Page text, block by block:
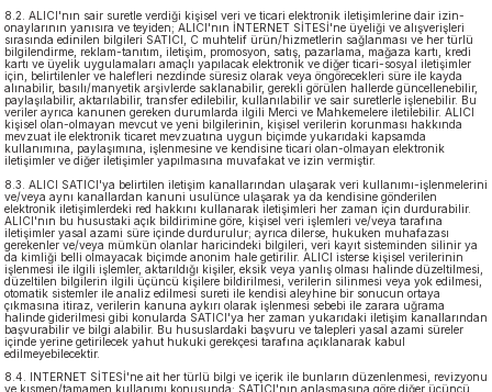
8.2. ALICI'nın sair suretle verdiği kişisel veri ve ticari elektronik iletişimlerine dair izin-
onaylarının yanısıra ve teyiden; ALICI'nın İNTERNET SİTESİ'ne üyeliği ve alışverişleri
sırasında edinilen bilgileri SATICI, C muhtelif ürün/hizmetlerin sağlanması ve her türlü
bilgilendirme, reklam-tanıtım, iletişim, promosyon, satış, pazarlama, mağaza kartı, kredi
kartı ve üyelik uygulamaları amaçlı yapılacak elektronik ve diğer ticari-sosyal iletişimler
için, belirtilenler ve halefleri nezdinde süresiz olarak veya öngörecekleri süre ile kayda
alınabilir, basılı/manyetik arşivlerde saklanabilir, gerekli görülen hallerde güncellenebilir,
paylaşılabilir, aktarılabilir, transfer edilebilir, kullanılabilir ve sair suretlerle işlenebilir. Bu
veriler ayrıca kanunen gereken durumlarda ilgili Merci ve Mahkemelere iletilebilir. ALICI
kişisel olan-olmayan mevcut ve yeni bilgilerinin, kişisel verilerin korunması hakkında
mevzuat ile elektronik ticaret mevzuatına uygun biçimde yukarıdaki kapsamda
kullanımına, paylaşımına, işlenmesine ve kendisine ticari olan-olmayan elektronik
iletişimler ve diğer iletişimler yapılmasına muvafakat ve izin vermiştir.
8.3. ALICI SATICI'ya belirtilen iletişim kanallarından ulaşarak veri kullanımı-işlenmelerini
ve/veya aynı kanallardan kanuni usulünce ulaşarak ya da kendisine gönderilen
elektronik iletişimlerdeki red hakkını kullanarak iletişimleri her zaman için durdurabilir.
ALICI'nın bu husustaki açık bildirimine göre, kişisel veri işlemleri ve/veya tarafına
iletişimler yasal azami süre içinde durdurulur; ayrıca dilerse, hukuken muhafazası
gerekenler ve/veya mümkün olanlar haricindeki bilgileri, veri kayıt sisteminden silinir ya
da kimliği belli olmayacak biçimde anonim hale getirilir. ALICI isterse kişisel verilerinin
işlenmesi ile ilgili işlemler, aktarıldığı kişiler, eksik veya yanlış olması halinde düzeltilmesi,
düzeltilen bilgilerin ilgili üçüncü kişilere bildirilmesi, verilerin silinmesi veya yok edilmesi,
otomatik sistemler ile analiz edilmesi sureti ile kendisi aleyhine bir sonucun ortaya
çıkmasına itiraz, verilerin kanuna aykırı olarak işlenmesi sebebi ile zarara uğrama
halinde giderilmesi gibi konularda SATICI'ya her zaman yukarıdaki iletişim kanallarından
başvurabilir ve bilgi alabilir. Bu hususlardaki başvuru ve talepleri yasal azami süreler
içinde yerine getirilecek yahut hukuki gerekçesi tarafına açıklanarak kabul
edilmeyebilecektir.
8.4. INTERNET SİTESİ'ne ait her türlü bilgi ve içerik ile bunların düzenlenmesi, revizyonu
ve kısmen/tamamen kullanımı konusunda; SATICI'nın anlaşmasına göre diğer üçüncü